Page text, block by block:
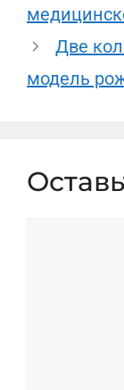
Две
модель